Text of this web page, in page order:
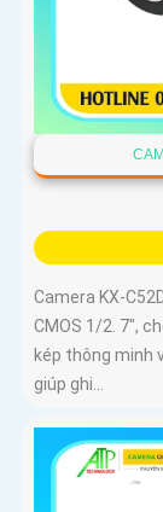
Camera KX-
CMOS 1/2. 7",
kép thông minh
giúp ghi...